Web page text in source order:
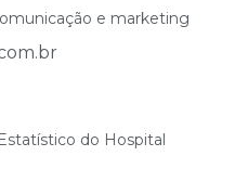
e marketing
do Hospital